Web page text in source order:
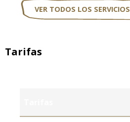
VER TODOS LOS SERVICIOS
Tarifas